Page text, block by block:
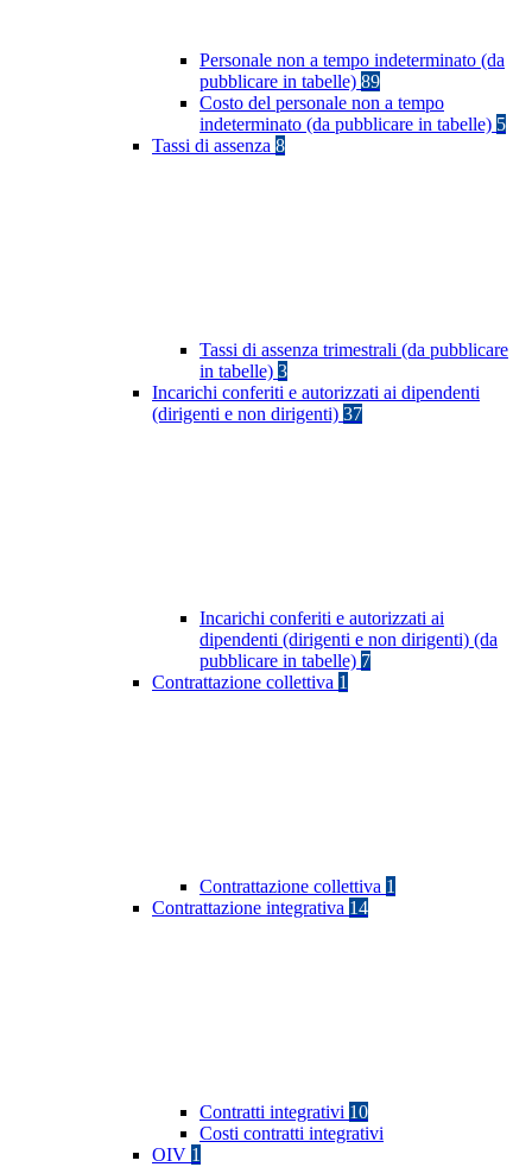
Personale non a tempo indeterminato (da
pubblicare in tabelle) 89
Costo del personale non a tempo
indeterminato (da pubblicare in tabelle) 5
Tassi di assenza 8
Tassi di assenza trimestrali (da pubblicare
in tabelle) 3
Incarichi conferiti e autorizzati ai dipendenti
(dirigenti e non dirigenti) 37
Incarichi conferiti e autorizzati ai
dipendenti (dirigenti e non dirigenti) (da
pubblicare in tabelle) 7
Contrattazione collettiva 1
Contrattazione collettiva 1
Contrattazione integrativa 14
Contratti integrativi 10
Costi contratti integrativi
OIV 1